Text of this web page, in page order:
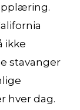
ikke
stavanger
hver dag.